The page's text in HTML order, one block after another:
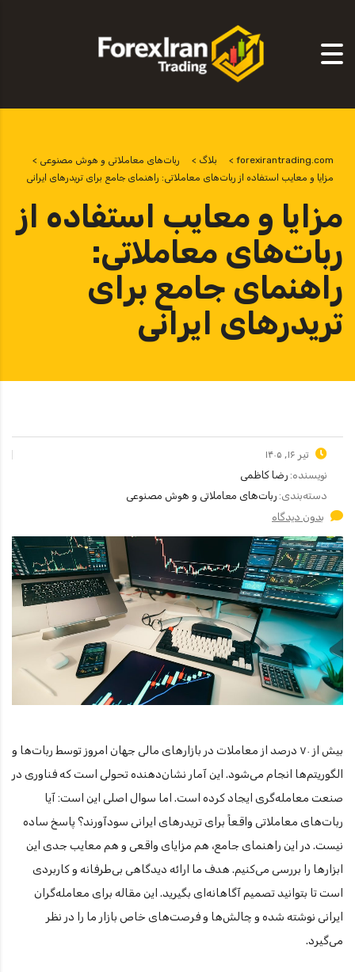
forexirantrading.com
> بلاگ > ربات‌های معاملاتی و هوش مصنوعی >
مزایا و معایب استفاده از ربات‌های معاملاتی: راهنمای جامع برای تریدرهای ایرانی
مزایا و معایب استفاده از
ربات‌های معاملاتی:
راهنمای جامع برای
تریدرهای ایرانی
تیر ۱۶, ۱۴۰۵
نویسنده: رضا کاظمی
دسته‌بندی: ربات‌های معاملاتی و هوش مصنوعی
بدون دیدگاه
بیش از ۷۰ درصد از معاملات در بازارهای مالی جهان امروز توسط ربات‌ها و
الگوریتم‌ها انجام می‌شود. این آمار نشان‌دهنده تحولی است که فناوری در
صنعت معامله‌گری ایجاد کرده است. اما سوال اصلی این است: آیا
ربات‌های معاملاتی واقعاً برای تریدرهای ایرانی سودآورند؟ پاسخ ساده
نیست. در این راهنمای جامع، هم مزایای واقعی و هم معایب جدی این
ابزارها را بررسی می‌کنیم. هدف ما ارائه دیدگاهی بی‌طرفانه و کاربردی
است تا بتوانید تصمیم آگاهانه‌ای بگیرید. این مقاله برای معامله‌گران
ایرانی نوشته شده و چالش‌ها و فرصت‌های خاص بازار ما را در نظر
می‌گیرد.